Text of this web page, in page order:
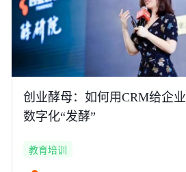
创业酵母：如何用CRM给企业
数字化“发酵”
教育培训